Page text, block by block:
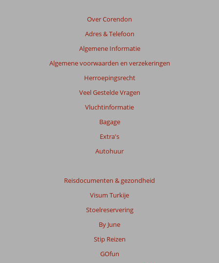
Over Corendon
Adres & Telefoon
Algemene Informatie
Algemene voorwaarden en verzekeringen
Herroepingsrecht
Veel Gestelde Vragen
Vluchtinformatie
Bagage
Extra's
Autohuur
Reisdocumenten & gezondheid
Visum Turkije
Stoelreservering
By June
Stip Reizen
GOfun